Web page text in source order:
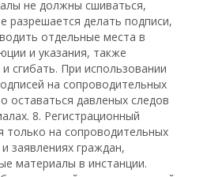
не должны сшиваться,
разрешается делать подписи,
отдельные места в
и указания, также
сгибать. При использовании
на сопроводительных
оставаться давленых следов
8. Регистрационный
только на сопроводительных
заявлениях граждан,
материалы в инстанции.